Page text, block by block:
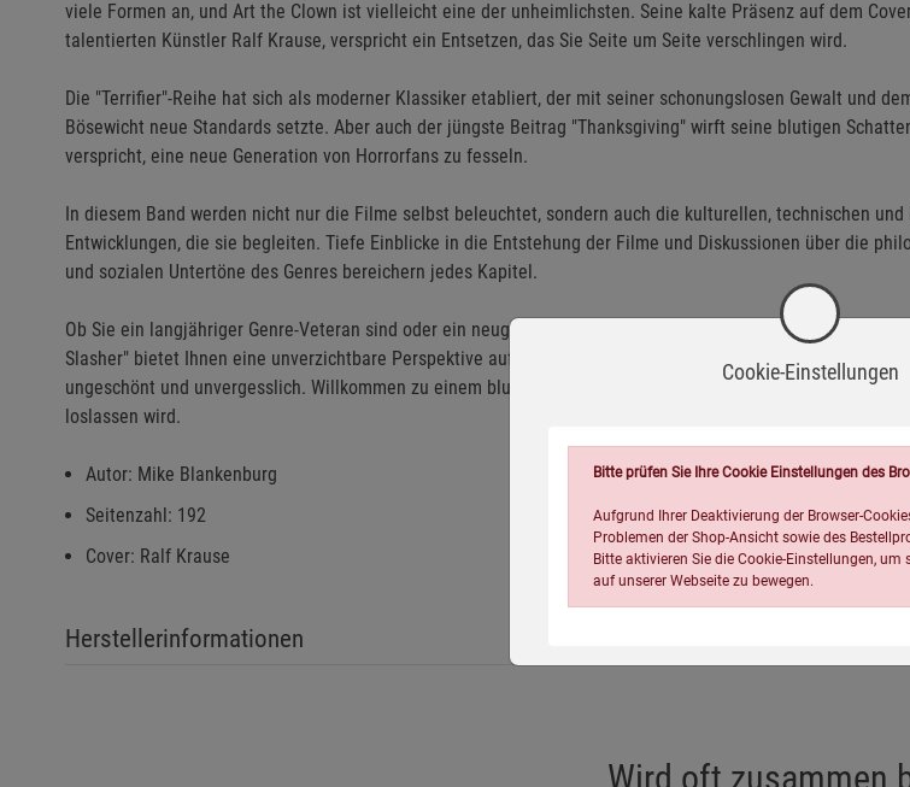
viele Formen an, und Art the Clown ist vielleicht eine der unheimlichsten. Seine kalte Präsenz auf dem
talentierten Künstler Ralf Krause, verspricht ein Entsetzen, das Sie Seite um Seite verschlingen wird.
Die "Terrifier"-Reihe hat sich als moderner Klassiker etabliert, der mit seiner schonungslosen Gewalt und
Bösewicht neue Standards setzte. Aber auch der jüngste Beitrag "Thanksgiving" wirft seine blutigen
verspricht, eine neue Generation von Horrorfans zu fesseln.
In diesem Band werden nicht nur die Filme selbst beleuchtet, sondern auch die kulturellen, technischen und
Entwicklungen, die sie begleiten. Tiefe Einblicke in die Entstehung der Filme und Diskussionen über die
und sozialen Untertöne des Genres bereichern jedes Kapitel.
Ob Sie ein langjähriger Genre-Veteran sind oder ein neugieriger Neuling, "Blood, Babes and Boobs Vol. 3: Der
Slasher" bietet Ihnen eine unverzichtbare Perspektive auf das, was den modernen Slasher-Film ausmacht -
ungeschönt und unvergesslich. Willkommen zu einem blutgetränkten Fest der Angst und Faszination, das
loslassen wird.
Autor: Mike Blankenburg
Seitenzahl: 192
Cover: Ralf Krause
Herstellerinformationen
Wird oft zusammen
Cookie-Einstellungen
Bitte prüfen Sie Ihre Cookie Einstellungen des
Aufgrund Ihrer Deaktivierung der Browser-
Problemen der Shop-Ansicht sowie des
Bitte aktivieren Sie die Cookie-Einstellungen, um
auf unserer Webseite zu bewegen.
Einstellungen speichern für die Gruppe
Einstellungen speichern für